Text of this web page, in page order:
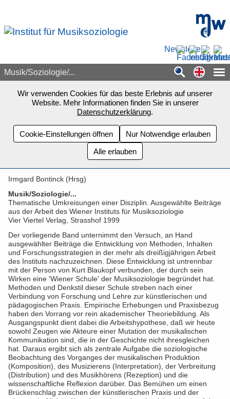
mdw -
Newsletter
Musik/Soziologie/...
Wir verwenden Cookies für das beste Erlebnis auf unserer
Website. Mehr Informationen finden Sie in unserer
Datenschutzerklärung.
Cookie-Einstellungen öffnen
Nur Notwendige erlauben
Alle erlauben
Irmgard Bontinck (Hrsg)
Musik/Soziologie/...
Thematische Umkreisungen einer Disziplin. Ausgewählte Beiträge
aus der Arbeit des Wiener Instituts für Musiksoziologie
Vier Viertel Verlag, Strasshof 1999
Der vorliegende Band unternimmt den Versuch, an Hand
ausgewählter Beiträge die Entwicklung von Methoden, Inhalten
und Forschungsstrategien in der mehr als dreißigjährigen Arbeit
des Instituts nachzuzeichnen. Diese Entwicklung ist untrennbar
mit der Person von Kurt Blaukopf verbunden, der durch sein
Wirken eine 'Wiener Schule' der Musiksoziologie begründet hat.
Methoden und Denkstil dieser Schule streben nach einer
Verbindung von Forschung und Lehre zur künstlerischen und
pädagogischen Praxis. Empirische Erhebungen und Praxisbezug
haben den Vorrang vor rein akademischer Theoriebildung. Als
Ausgangspunkt dient dabei die Arbeitshypothese, daß wir heute
sowohl Zeugen wie Akteure einer Mutation der musikalischen
Kommunikation sind, die in der Geschichte nicht ihresgleichen
hat. Daraus ergibt sich als zentrale Aufgabe die soziologische
Beobachtung des Vorganges der musikalischen Produktion
(Komposition), des Musizierens (Interpretation), der Verbreitung
(Distribution) und des Musikhörens (Rezeption) und die
wissenschaftliche Reflexion darüber. Das Bemühen um einen
Brückenschlag zwischen der künstlerischen Praxis und der